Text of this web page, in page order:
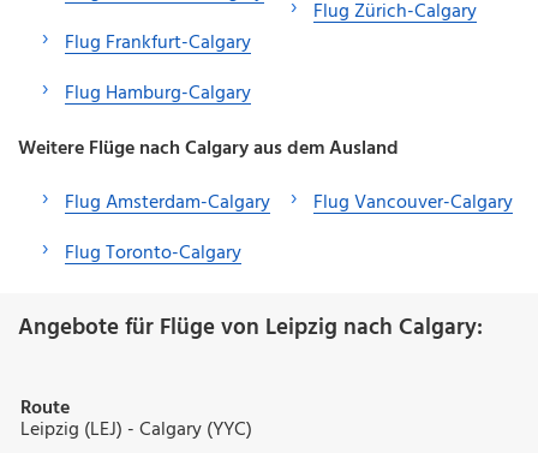
Flug Frankfurt-Calgary
Flug Hamburg-Calgary
Flug Zürich-Calgary
Weitere Flüge nach Calgary aus dem Ausland
Flug Amsterdam-Calgary
Flug Toronto-Calgary
Flug Vancouver-Calgary
Angebote für Flüge von Leipzig nach Calgary:
Route
Leipzig (LEJ) - Calgary (YYC)